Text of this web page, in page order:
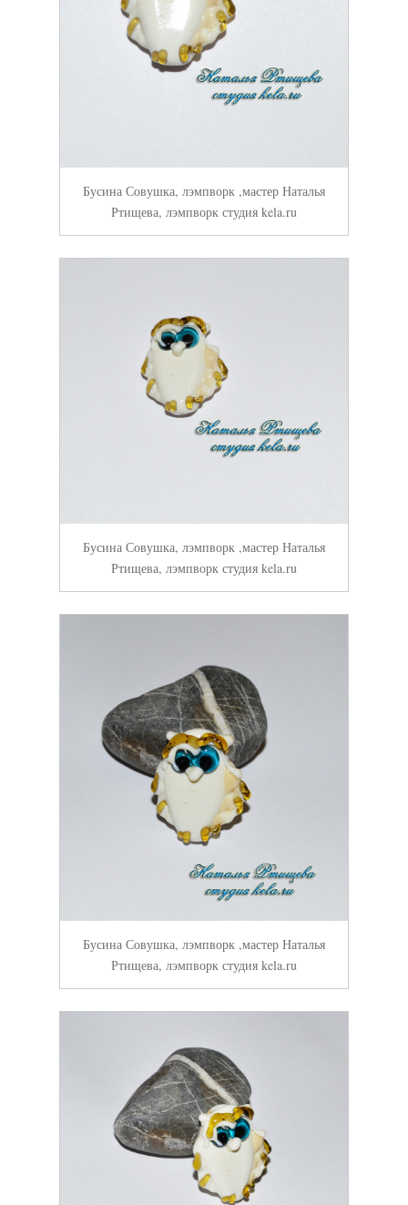
Бусина Совушка, лэмпворк ,мастер Наталья
Ртищева, лэмпворк студия kela.ru
Бусина Совушка, лэмпворк ,мастер Наталья
Ртищева, лэмпворк студия kela.ru
Бусина Совушка, лэмпворк ,мастер Наталья
Ртищева, лэмпворк студия kela.ru